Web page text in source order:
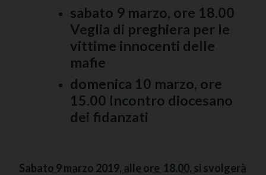
sabato 9 marzo, ore 18.00
Veglia di preghiera per le
vittime innocenti delle
mafie
domenica 10 marzo, ore
15.00 Incontro diocesano
dei fidanzati
Sabato 9 marzo 2019, alle ore 18.00, si svolgerà